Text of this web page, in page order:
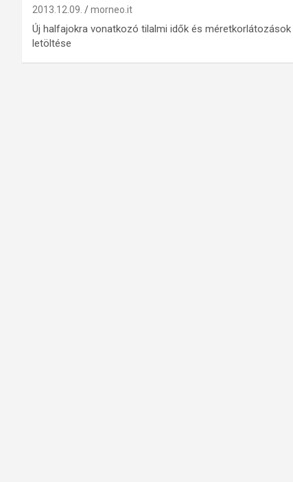
2013.12.09. morneo.it
Új halfajokra vonatkozó tilalmi idők és méretkorlátozások
letöltése